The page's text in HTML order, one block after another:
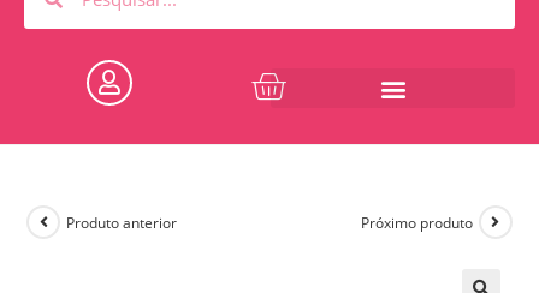
Produto anterior Próximo produto